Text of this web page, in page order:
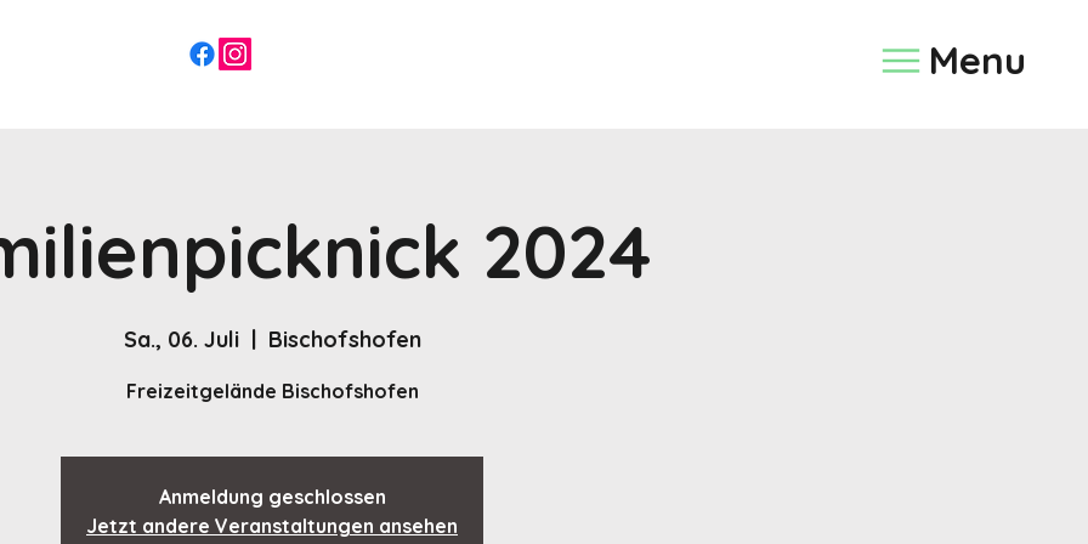
Menu
2024
Sa., 06. Juli
  |
Bischofshofen
Freizeitgelände Bischofshofen
Anmeldung geschlossen
Jetzt andere Veranstaltungen ansehen